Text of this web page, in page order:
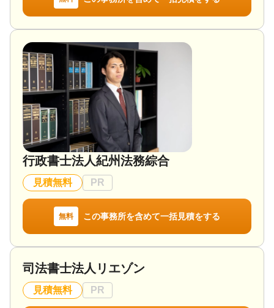
行政書士法人紀州法務綜合
見積無料 PR
無料 この事務所を含めて一括見積をする
司法書士法人リエゾン
見積無料 PR